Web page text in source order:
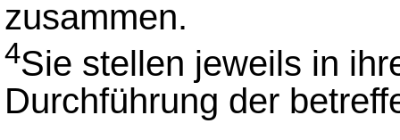
zusammen.
4Sie stellen jeweils in
Durchführung der